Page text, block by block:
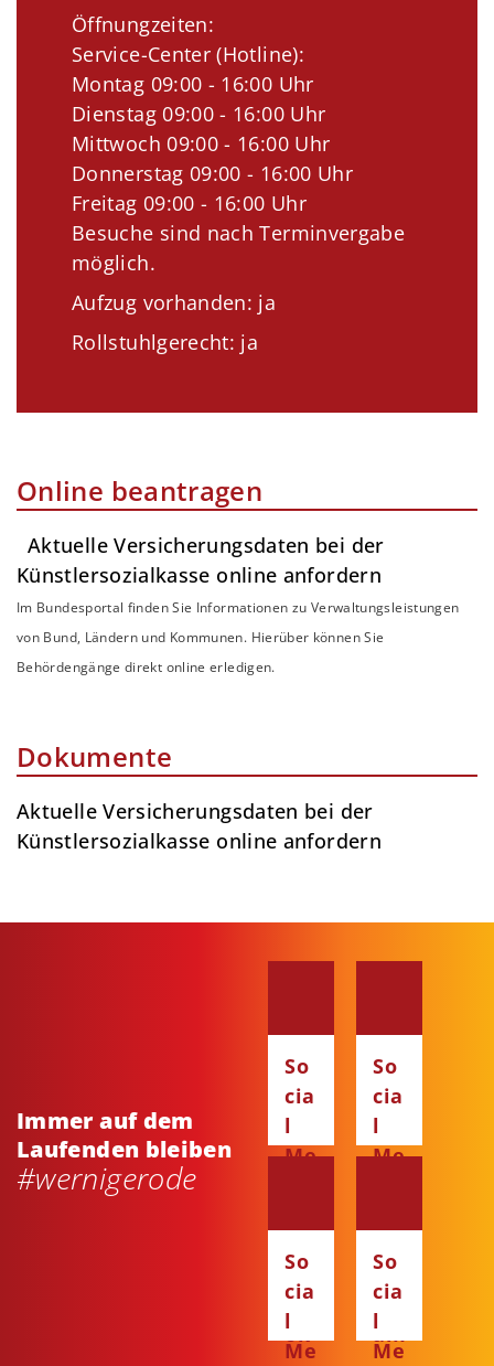
Öffnungzeiten:
Service-Center (Hotline):
Montag 09:00 - 16:00 Uhr
Dienstag 09:00 - 16:00 Uhr
Mittwoch 09:00 - 16:00 Uhr
Donnerstag 09:00 - 16:00 Uhr
Freitag 09:00 - 16:00 Uhr
Besuche sind nach Terminvergabe
möglich.
Aufzug vorhanden: ja
Rollstuhlgerecht: ja
Online beantragen
Aktuelle Versicherungsdaten bei der
Künstlersozialkasse online anfordern
Im Bundesportal finden Sie Informationen zu Verwaltungsleistungen
von Bund, Ländern und Kommunen. Hierüber können Sie
Behördengänge direkt online erledigen.
Dokumente
Aktuelle Versicherungsdaten bei der
Künstlersozialkasse online anfordern
Immer auf dem
Laufenden bleiben
#wernigerode
So
cia
l
Me
ce
bo
ok
So
cia
l
Me
ta
gr
am
So
cia
l
Me
So
cia
l
Me